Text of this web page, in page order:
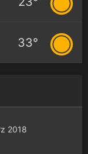
33°
2018